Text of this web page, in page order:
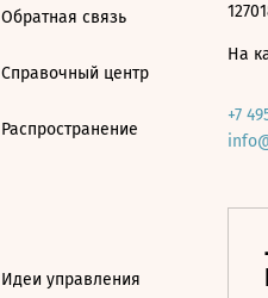
Обратная связь
Справочный центр
Распространение
Идеи управления
На
+7